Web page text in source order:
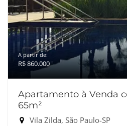
A partir de:
R$ 860.000
Apartamento à Venda
65m²
Vila Zilda, São Paulo-SP